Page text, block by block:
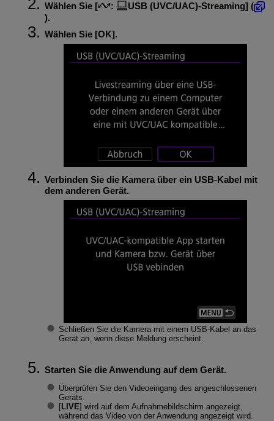
Wählen Sie [
: USB (UVC/UAC)-Streaming] (
).
Wählen Sie [OK].
Verbinden Sie die Kamera über ein USB-Kabel mit
dem anderen Gerät.
Schließen Sie die Kamera mit einem USB-Kabel an das
Gerät an, wenn diese Meldung erscheint.
Starten Sie die Anwendung auf dem Gerät.
Überprüfen Sie den Videoeingang des angeschlossenen
Geräts.
[LIVE] wird auf dem Aufnahmebildschirm angezeigt,
während das Video von der Anwendung angezeigt wird.